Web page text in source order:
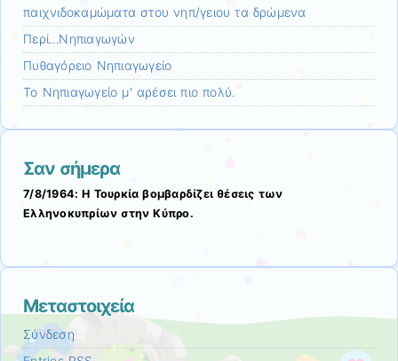
παιχνιδοκαμώματα στου νηπ/γειου τα δρώμενα
Περί…Νηπιαγωγών
Πυθαγόρειο Νηπιαγωγείο
Το Νηπιαγωγείο μ' αρέσει πιο πολύ.
Σαν σήμερα
7/8/1964: Η Τουρκία βομβαρδίζει θέσεις των
Ελληνοκυπρίων στην Κύπρο.
Μεταστοιχεία
Σύνδεση